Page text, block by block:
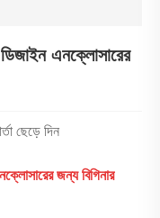
ডিজাইন এনক্লোসারের
ছেড়ে দিন
জন্য বিগিনার